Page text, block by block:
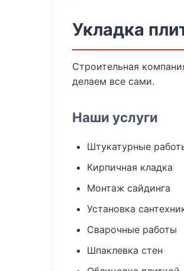
Укладка
Строительная
делаем все сами.
Наши услуги
Штукатурные
Кирпичная кладка
Монтаж сайдинга
Установка
Сварочные работы
Шпаклевка стен